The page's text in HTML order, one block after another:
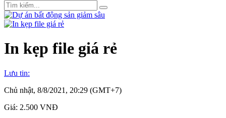
In kẹp file giá rẻ
Lưu tin:
Chủ nhật, 8/8/2021, 20:29 (GMT+7)
Giá: 2.500 VNĐ